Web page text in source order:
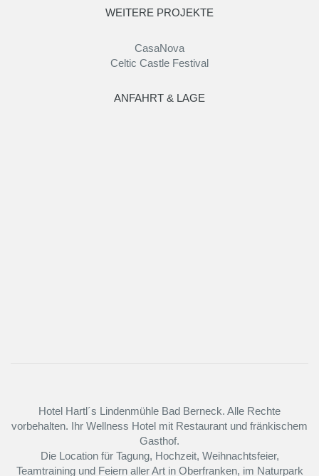
WEITERE PROJEKTE
CasaNova
Celtic Castle Festival
ANFAHRT & LAGE
Hotel Hartl´s Lindenmühle Bad Berneck. Alle Rechte
vorbehalten. Ihr Wellness Hotel mit Restaurant und fränkischem
Gasthof.
Die Location für Tagung, Hochzeit, Weihnachtsfeier,
Teamtraining und Feiern aller Art in Oberfranken, im Naturpark